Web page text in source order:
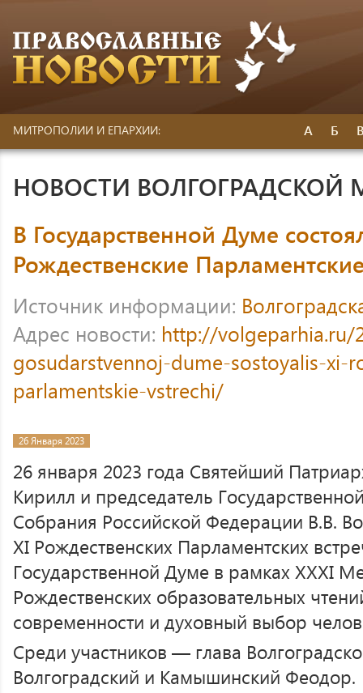
МИТРОПОЛИИ И ЕПАРХИИ: А Б
НОВОСТИ
В Государственной Думе
Рождественские
Источник информации:
Адрес новости: http://volgeparhia.ru/
gosudarstvennoj-dume-sostoyalis-xi-
parlamentskie-vstrechi/
26 Января 2023
26 января 2023 года Святейший
Кирилл и председатель
Собрания Российской Федерации В.В.
XI Рождественских Парламентских
Государственной Думе в рамках XХХI
Рождественских образовательных
современности и духовный выбор
Среди участников — глава
Волгоградский и Камышинский Феодор.